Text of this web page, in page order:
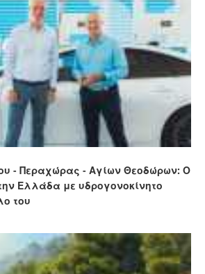
- Περαχώρας - Αγίων Θεοδώρων: Ο
Ελλάδα με υδρογονοκίνητο
του